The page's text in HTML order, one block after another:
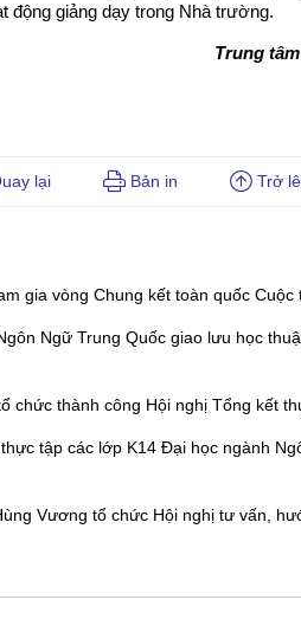
động giảng dạy trong Nhà trường.
Trung
lại Bản in Trở
gia vòng Chung kết toàn quốc Cuộc
Ngữ Trung Quốc giao lưu học
chức thành công Hội nghị Tổng kết
tập các lớp K14 Đại học ngành
Vương tổ chức Hội nghị tư vấn,